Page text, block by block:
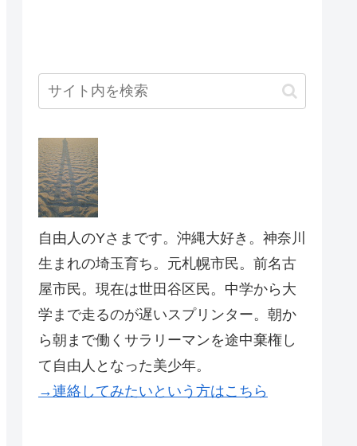
自由人のYさまです。沖縄大好き。神奈川
生まれの埼玉育ち。元札幌市民。前名古
屋市民。現在は世田谷区民。中学から大
学まで走るのが遅いスプリンター。朝か
ら朝まで働くサラリーマンを途中棄権し
て自由人となった美少年。
→連絡してみたいという方はこちら